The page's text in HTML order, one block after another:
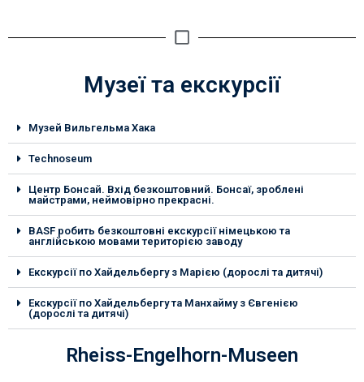
Музеї та екскурсії
Музей Вильгельма Хака
Technoseum
Центр Бонсай. Вхід безкоштовний. Бонсаї, зроблені
майстрами, неймовірно прекрасні.
BASF робить безкоштовні екскурсії німецькою та
англійською мовами територією заводу
Екскурсії по Хайдельбергу з Марією (дорослі та дитячі)
Екскурсії по Хайдельбергу та Манхайму з Євгенією
(дорослі та дитячі)
Rheiss-Engelhorn-Museen